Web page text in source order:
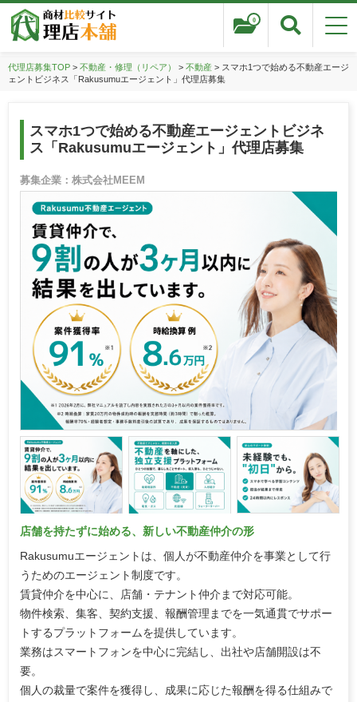
0
代理店募集TOP> 不動産・修理（リペア） > 不動産> スマホ1つで始める不動産エージ
ェントビジネス「Rakusumuエージェント」代理店募集
スマホ1つで始める不動産エージェントビジネ
ス「Rakusumuエージェント」代理店募集
募集企業：株式会社MEEM
店舗を持たずに始める、新しい不動産仲介の形
Rakusumuエージェントは、個人が不動産仲介を事業として行
うためのエージェント制度です。
賃貸仲介を中心に、店舗・テナント仲介まで対応可能。
物件検索、集客、契約支援、報酬管理までを一気通貫でサポー
トするプラットフォームを提供しています。
業務はスマートフォンを中心に完結し、出社や店舗開設は不
要。
個人の裁量で案件を獲得し、成果に応じた報酬を得る仕組みで